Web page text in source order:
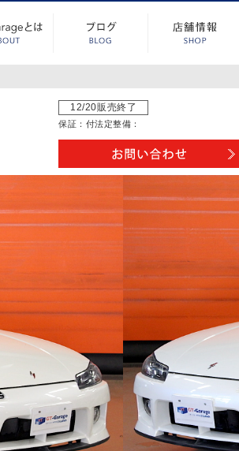
12/20販売終了
保証： 付法定整備：